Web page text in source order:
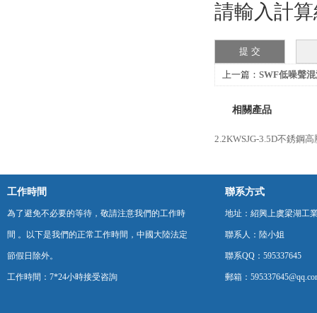
請輸入計
上一篇： SWF低噪聲
相關產品
2.2KWSJG-3.5D不銹鋼
工作時間
為了避免不必要的等待，敬請注意我們的工作時
間 。以下是我們的正常工作時間，中國大陸法定
節假日除外。
工作時間：7*24小時接受咨詢
聯系方式
地址：紹興上虞梁湖工
聯系人：陸小姐
聯系QQ：595337645
郵箱：